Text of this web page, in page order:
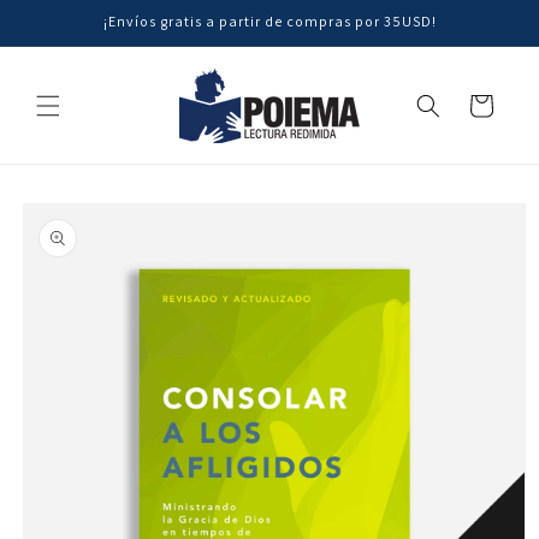
directamente
al contenido
¡Envíos gratis a partir de compras por 35USD!
Carrito
a la
información